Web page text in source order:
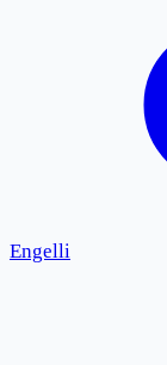
Engelli